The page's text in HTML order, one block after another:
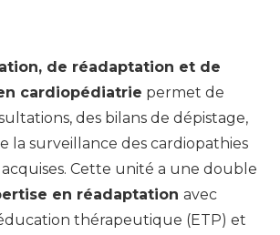
de réadaptation et de
cardiopédiatrie permet de
des bilans de dépistage,
la surveillance des cardiopathies
Cette unité a une double
en réadaptation avec
thérapeutique (ETP) et